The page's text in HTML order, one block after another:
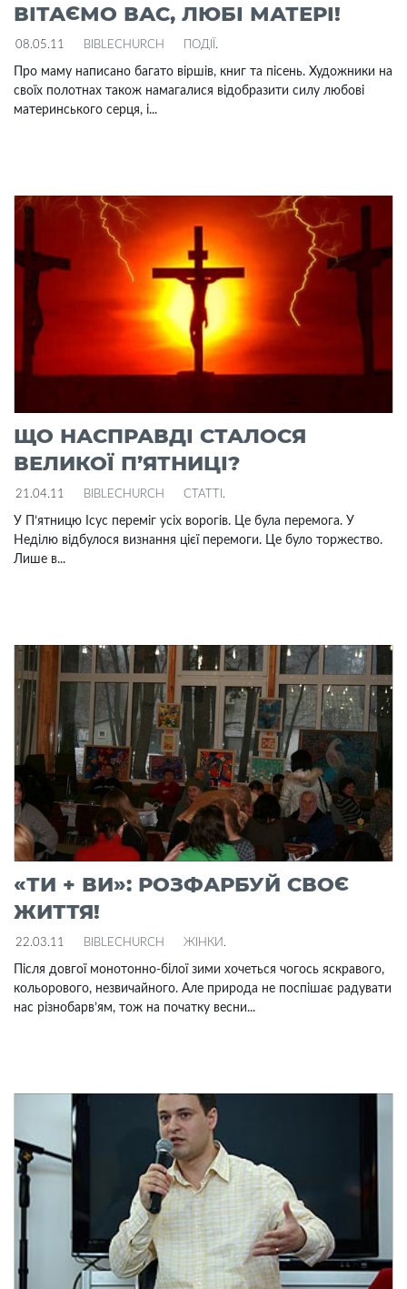
ВІТАЄМО ВАС, ЛЮБІ МАТЕРІ!
08.05.11 BIBLECHURCH ПОДІЇ .
Про маму написано багато віршів, книг та пісень. Художники на
своїх полотнах також намагалися відобразити силу любові
материнського серця, і...
ЩО НАСПРАВДІ СТАЛОСЯ
ВЕЛИКОЇ П’ЯТНИЦІ?
21.04.11 BIBLECHURCH СТАТТІ .
У П’ятницю Ісус переміг усіх ворогів. Це була перемога. У
Неділю відбулося визнання цієї перемоги. Це було торжество.
Лише в...
«ТИ + ВИ»: РОЗФАРБУЙ СВОЄ
ЖИТТЯ!
22.03.11 BIBLECHURCH ЖІНКИ .
Після довгої монотонно-білої зими хочеться чогось яскравого,
кольорового, незвичайного. Але природа не поспішає радувати
нас різнобарв’ям, тож на початку весни...